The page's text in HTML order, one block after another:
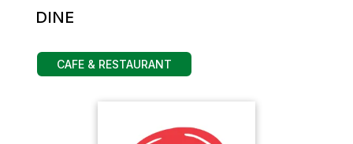
DINE
CAFE & RESTAURANT